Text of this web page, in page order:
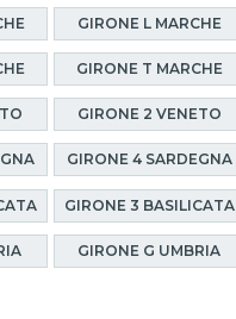
GIRONE L MARCHE
GIRONE T MARCHE
GIRONE 2 VENETO
GIRONE 4 SARDEGNA
GIRONE 3 BASILICATA
GIRONE G UMBRIA